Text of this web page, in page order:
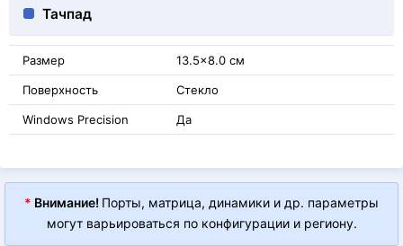
Тачпад
Размер 13.5x8.0 см
Поверхность Стекло
Windows Precision Да
* Внимание! Порты, матрица, динамики и др. параметры
могут варьироваться по конфигурации и региону.